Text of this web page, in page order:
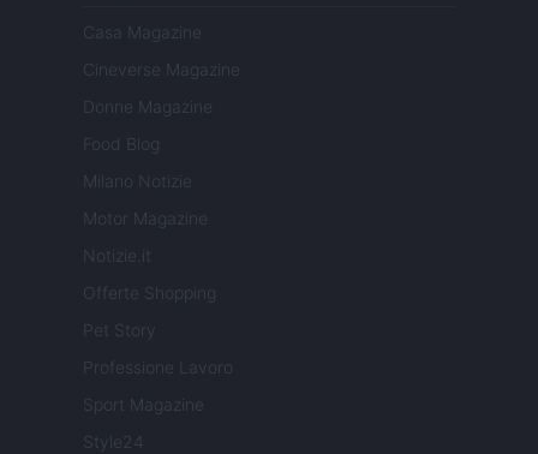
Casa Magazine
Cineverse Magazine
Donne Magazine
Food Blog
Milano Notizie
Motor Magazine
Notizie.it
Offerte Shopping
Pet Story
Professione Lavoro
Sport Magazine
Style24